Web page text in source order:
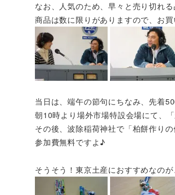
なお、人気のため、早々と売り切れる
商品は数に限りがありますので、お買
当日は、端午の節句にちなみ、先着
朝10時より場外市場特設会場にて、
その後、波除稲荷神社で「柏餅作りの
参加費無料ですよ♪
そうそう！東京土産におすすめなのが